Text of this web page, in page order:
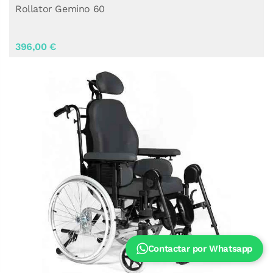
Rollator Gemino 60
396,00 €
Contactar por Whatsapp